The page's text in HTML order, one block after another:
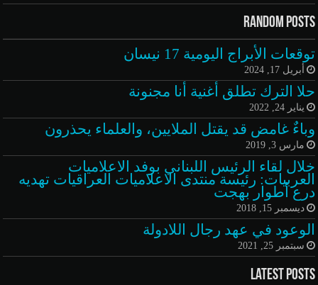
Random Posts
توقعات الأبراج اليومية 17 نيسان
أبريل 17, 2024
حلا الترك تطلق أغنية أنا مجنونة
يناير 24, 2022
وباءٌ غامض قد يقتل الملايين، والعلماء يحذرون
مارس 3, 2019
خلال لقاء الرئيس اللبناني بوفد الاعلاميات
العربيات: رئيسة منتدى الاعلاميات العراقيات تهديه
درع أطوار بهجت
ديسمبر 15, 2018
الوعود في عهد رجال اللادولة
سبتمبر 25, 2021
Latest Posts